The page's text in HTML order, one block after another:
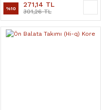
%10 271,14 TL
301,26 TL